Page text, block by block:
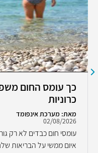
כך עומס החום
כרוניות
מאת: מערכת אינפומד
02/08/2026
עומסי חום כבדים לא רק
איום ממשי על הבריאות